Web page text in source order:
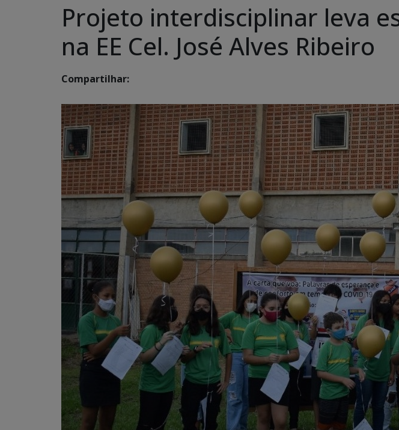
Projeto interdisciplinar leva
na EE Cel. José Alves Ribeiro
Compartilhar: